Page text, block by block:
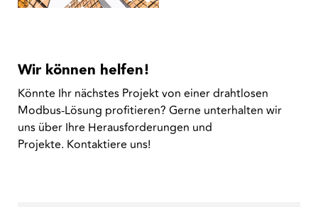
Wir können helfen!
Könnte Ihr nächstes Projekt von einer drahtlosen
Modbus-Lösung profitieren? Gerne unterhalten wir
uns über Ihre Herausforderungen und
Projekte. Kontaktiere uns!